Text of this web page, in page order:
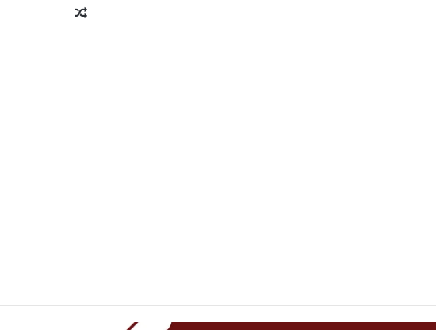
مقال